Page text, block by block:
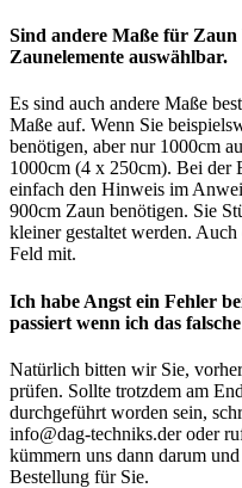
Sind andere Maße für Zaun
Zaunelemente auswählbar.
Es sind auch andere Maße
Maße auf. Wenn Sie
benötigen, aber nur 1000cm
1000cm (4 x 250cm). Bei der
einfach den Hinweis im
900cm Zaun benötigen. Sie
kleiner gestaltet werden.
Feld mit.
Ich habe Angst ein Fehler
passiert wenn ich das
Natürlich bitten wir Sie,
prüfen. Sollte trotzdem am
durchgeführt worden sein,
info@dag-techniks.der oder
kümmern uns dann darum
Bestellung für Sie.